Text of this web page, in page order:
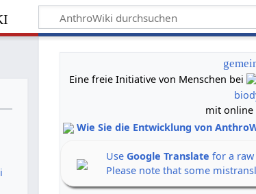
Eine freie Initiative von Menschen bei
mit online
Wie Sie die Entwicklung von
UseGoogle Translate for a
Please note that some